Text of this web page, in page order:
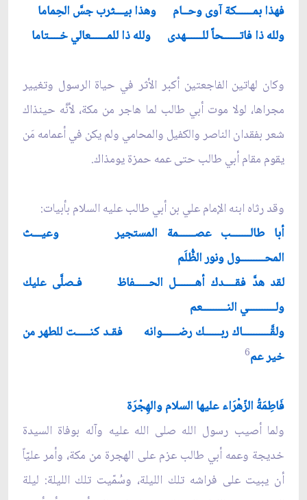
فهذا بمــــــكة آوى وحــام وهذا بيـــثرب جسَّ الحِماما
ولله ذا فاتــــــحاً للــــــهدى ولله ذا للمــــــعالي خــــتاما
وكان لهاتين الفاجعتين أكبر الأثر في حياة الرسول وتغيير
مجراها، لولا موت أبي طالب لما هاجر من مكة، لأنَّه حينذاك
شعر بفقدان الناصر والكفيل والمحامي ولم يكن في أعمامه مَن
يقوم مقام أبي طالب حتى عمه حمزة يومذاك.
وقد رثاه ابنه الإمام علي بن أبي طالب عليه السلام بأبيات:
أبا طالـــــــب عصــــــمة المستجير وعيـــث
المحـــــــــول ونور الظُّلَم
لقد هدَّ فقــــدك أهـــــــل الحـــــفاظ فـصلَّى عليك
ولــــــــــي النـــــــــعم
ولقَّــــــــــاك ربــــــك رضــــــوانه فقـد كنـــــت للطهر من
خير عم6
فَاطِمَةُ الزّهْرَاء عليها السلام والهِجْرَة
ولما أصيب رسول الله صلى الله عليه وآله بوفاة السيدة
خديجة وعمه أبي طالب عزم على الهجرة من مكة، وأمر عليّاً
أن يبيت على فراشه تلك الليلة، وسُمّيت تلك الليلة: ليلة